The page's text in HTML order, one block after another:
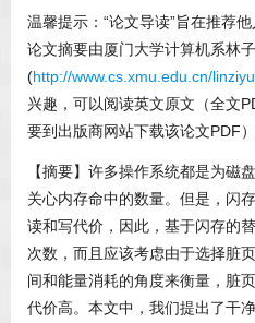
温馨提示：“论文导读”旨在推荐
论文摘要由厦门大学计算机系林
(http://www.cs.xmu.edu.cn/linziyu
兴趣，可以阅读英文原文（全文
要到出版商网站下载该论文PDF）
【摘要】许多操作系统都是为磁
关心内存命中的数量。但是，闪
读和写代价，因此，基于闪存的
次数，而且应该考虑由于选择脏
间和能量消耗的角度来衡量，脏
代价高。本文中，我们提出了干